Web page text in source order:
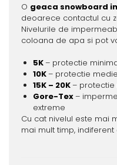
O geaca snowboard
deoarece contactul cu
Nivelurile de
coloana de apa si pot
5K– protectie
10K– protectie medie
15K – 20K– protectie
Gore-Tex–
extreme
Cu cat nivelul este mai
mai mult timp,